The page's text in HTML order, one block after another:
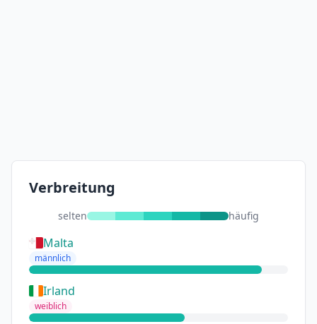
Verbreitung
selten häufig
Malta
männlich
Irland
weiblich